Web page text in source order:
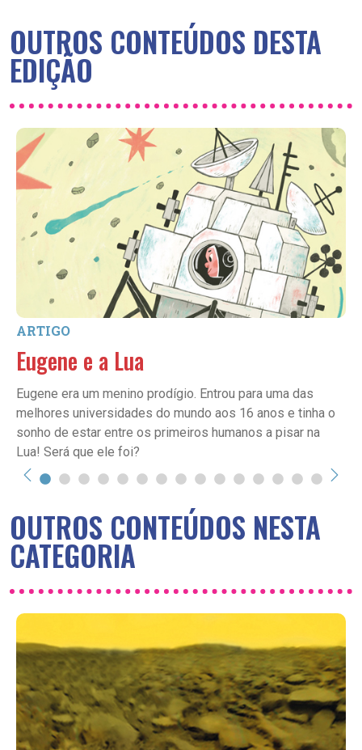
OUTROS CONTEÚDOS DESTA
EDIÇÃO
ARTIGO
Eugene e a Lua
Eugene era um menino prodígio. Entrou para uma das
melhores universidades do mundo aos 16 anos e tinha o
sonho de estar entre os primeiros humanos a pisar na
Lua! Será que ele foi?
OUTROS CONTEÚDOS NESTA
CATEGORIA